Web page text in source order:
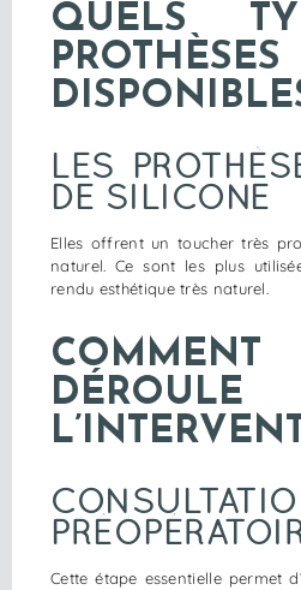
QUELS
LES
DE SILICONE
Elles offrent un toucher très
naturel. Ce sont les plus
rendu esthétique très naturel.
DÉROULE
Cette étape essentielle permet